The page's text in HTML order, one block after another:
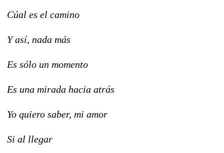
Cúal es el camino
Y así, nada más
Es sólo un momento
Es una mirada hacia atrás
Yo quiero saber, mi amor
Si al llegar